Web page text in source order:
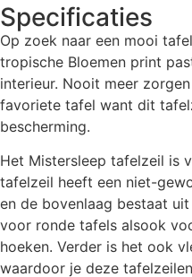
Specificaties
Op zoek naar een mooi
tropische Bloemen print
interieur. Nooit meer
favoriete tafel want dit
bescherming.
Het Mistersleep tafelzeil is
tafelzeil heeft een niet-
en de bovenlaag bestaat
voor ronde tafels alsook
hoeken. Verder is het ook
waardoor je deze